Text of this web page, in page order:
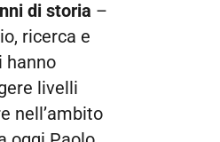
di storia –
ricerca e
hanno
livelli
nell’ambito